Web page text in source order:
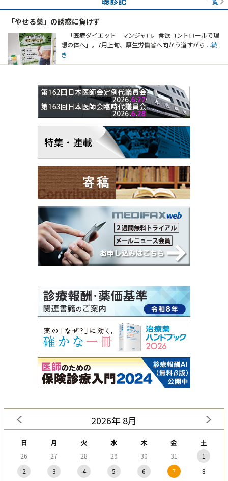
「やせる薬」の誘惑に負けず
「医療ダイエット マンジャロ。食欲コントロールで理
想の体へ」。7月上旬、厚生労働省へ向かう道すがら ...続
き
2026年 8月
日 月 火 水 木 金 土
26 27 28 29 30 31
1
2
3 4 5 6 7
8